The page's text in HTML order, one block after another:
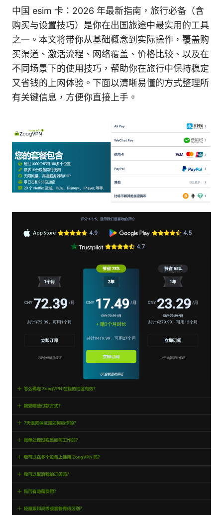
中国 esim 卡：2026 年最新指南，旅行必备（含
购买与设置技巧）是你在出国旅途中最实用的工具
之一。本文将带你从基础概念到实际操作，覆盖购
买渠道、激活流程、网络覆盖、价格比较、以及在
不同场景下的使用技巧，帮助你在旅行中保持稳定
又省钱的上网体验。下面以清晰易懂的方式整理所
有关键信息，方便你直接上手。